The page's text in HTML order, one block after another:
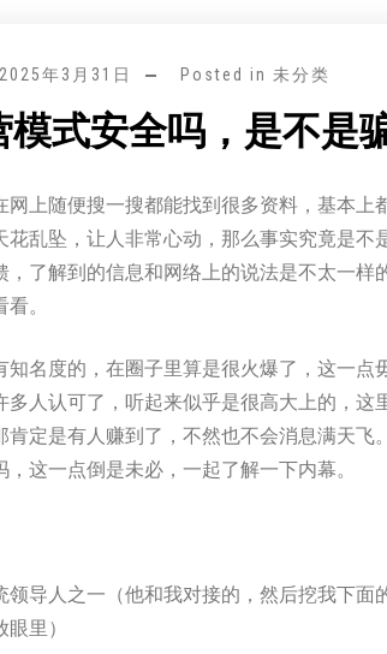
2025年3月31日 Posted in 未分类
模式安全吗，是不是
上随便搜一搜都能找到很多资料，基本上
乱坠，让人非常心动，那么事实究竟是不
了解到的信息和网络上的说法是不太一样
。
名度的，在圈子里算是很火爆了，这一点
人认可了，听起来似乎是很高大上的，这
定是有人赚到了，不然也不会消息满天飞
这一点倒是未必，一起了解一下内幕。
导人之一（他和我对接的，然后挖我下面
里）